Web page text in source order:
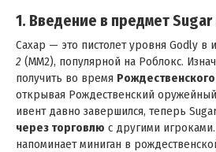
1. Введение в предмет Sugar
Сахар — это пистолет уровня Godly в
2 (MM2), популярной на Роблокс.
получить во время
открывая Рождественский
ивент давно завершился, теперь
через торговлю с другими
напоминает миниган в